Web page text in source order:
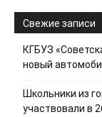
Свежие записи
КГБУЗ
новый
Школьники из
участвовали в